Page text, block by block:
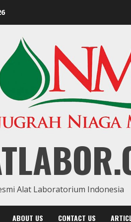
Alat Laboratorium Indonesia
ABOUT US CONTACT US